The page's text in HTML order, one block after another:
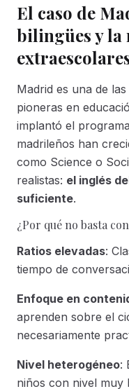
El caso de
bilingües y la
Madrid es una de
pioneras en
implantó el
madrileños han
como Science o
realistas: el inglés
suficiente.
¿Por qué no basta
Ratios elevadas:
tiempo de
Enfoque en
aprenden sobre el
necesariamente
Nivel heterogéneo:
niños con nivel muy